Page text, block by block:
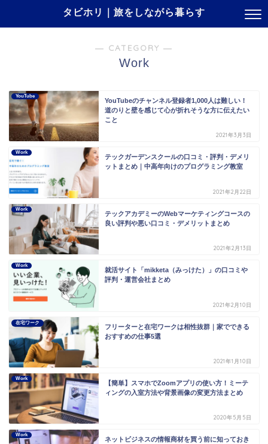
タビホリ｜旅をしながら暮らす
― CATEGORY ―
Work
YouTube
YouTubeのチャンネル登録者1,000人は難しい！
道のりと壁を感じて心が折れそうな方に伝えたい
こと
2021年3月3日
Work
テックガーデンスクールの口コミ・評判・デメリ
ットまとめ｜中高年向けのプログラミング教室
2021年2月22日
Work
テックアカデミーのWebマーケティングコースの
良い評判や悪い口コミ・デメリットまとめ
2021年2月13日
Work
就活サイト「mikketa（みっけた）」の口コミや
評判・運営会社まとめ
2021年2月10日
在宅ワーク
フリーターと在宅ワークは相性抜群｜家でできる
おすすめの仕事5選
2021年1月10日
Work
【簡単】スマホでZoomアプリの使い方！ミーテ
ィングの入室方法や背景画像の変更方法まとめ
2020年5月5日
Work
ネットビジネスの情報商材を買う前に知っておき